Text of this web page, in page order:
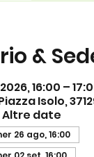
&
16:00 –
Piazza Isolo,
Altre date
26 ago, 16:00